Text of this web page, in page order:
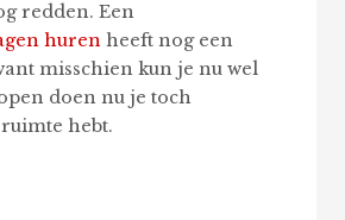
redden. Een
huren heeft nog een
misschien kun je nu wel
doen nu je toch
hebt.